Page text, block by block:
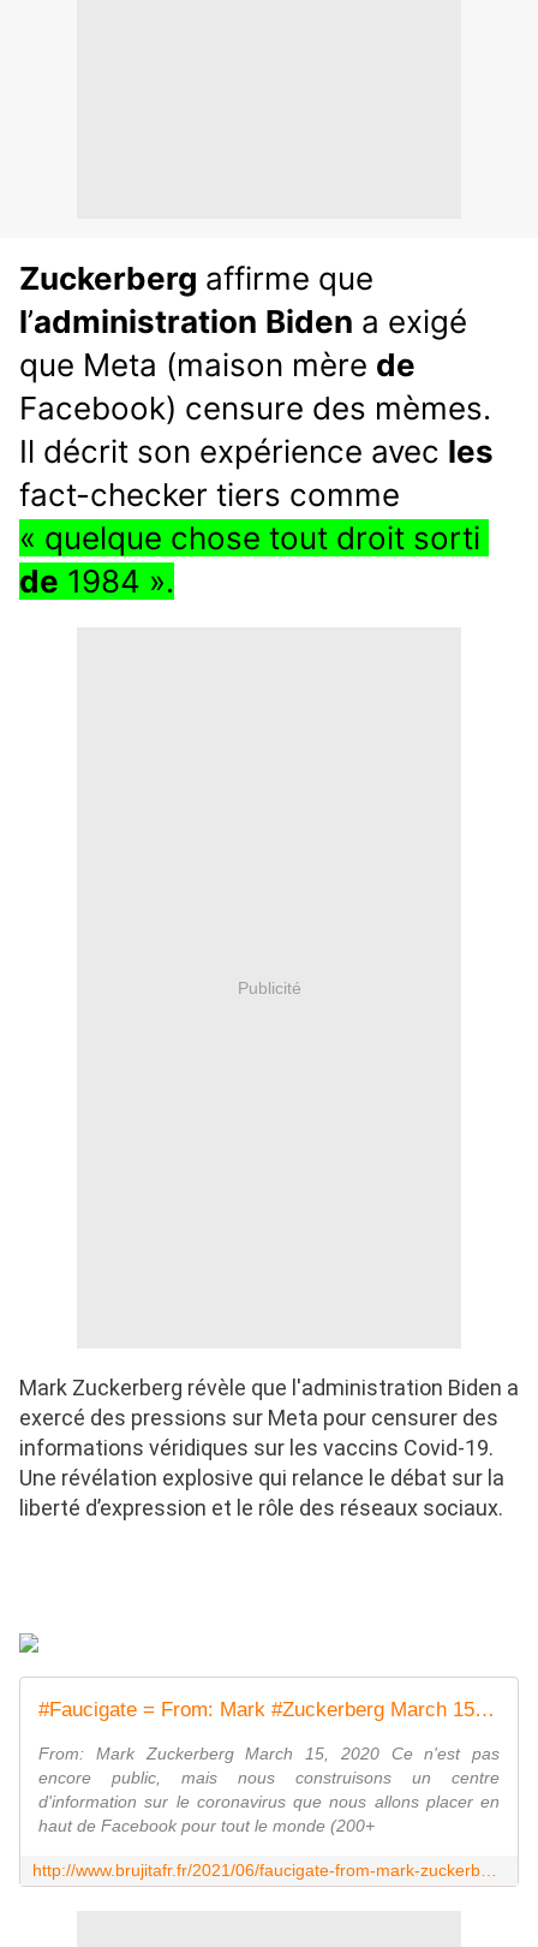
Zuckerberg
l’administration Biden a exigé
que Meta (maison mère de
Facebook) censure des mèmes.
Il décrit son expérience avec les
fact-checker tiers comme
de 1984 ».
Publicité
Mark Zuckerberg révèle que l'administration Biden a
exercé des pressions sur Meta pour censurer des
informations véridiques sur les vaccins Covid-19.
Une révélation explosive qui relance le débat sur la
liberté d’expression et le rôle des réseaux sociaux.
#Faucigate = From: Mark #Zuckerberg March 15, 2020 Ce n'est pas encore public, mais nous construisons un centre d'information sur le #coronavirus que nous allons placer en haut de #Facebook pour tout le monde (200+ millions d'Américains, 2,5 milliards de personnes dans le monde) - MOINS de BIENS PLUS de LIENS
From: Mark Zuckerberg March 15, 2020 Ce n'est pas
encore public, mais nous construisons un centre
d'information sur le coronavirus que nous allons placer en
haut de Facebook pour tout le monde (200+